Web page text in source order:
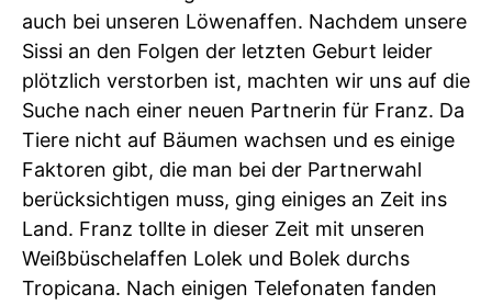
auch bei unseren Löwenaffen. Nachdem unsere
Sissi an den Folgen der letzten Geburt leider
plötzlich verstorben ist, machten wir uns auf die
Suche nach einer neuen Partnerin für Franz. Da
Tiere nicht auf Bäumen wachsen und es einige
Faktoren gibt, die man bei der Partnerwahl
berücksichtigen muss, ging einiges an Zeit ins
Land. Franz tollte in dieser Zeit mit unseren
Weißbüschelaffen Lolek und Bolek durchs
Tropicana. Nach einigen Telefonaten fanden